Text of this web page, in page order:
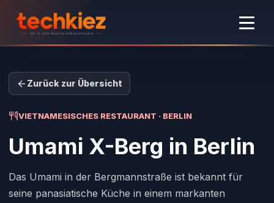
Zurück zur Übersicht
VIETNAMESISCHES RESTAURANT · BERLIN
Umami X-Berg in Berlin
Das Umami in der Bergmannstraße ist bekannt für
seine panasiatische Küche in einem markanten